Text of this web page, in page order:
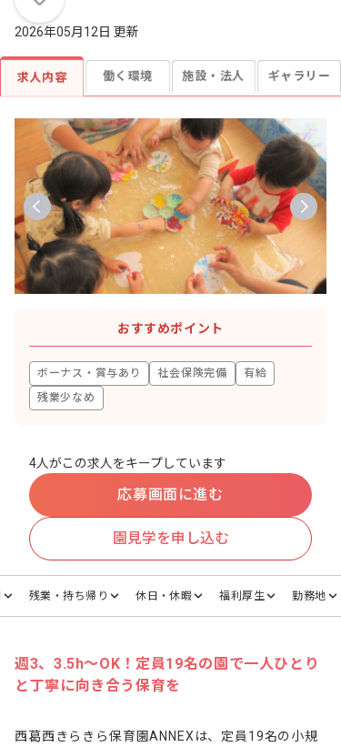
2026年05月12日 更新
求人内容 働く環境 施設・法人 ギャラリー
おすすめポイント
ボーナス・賞与あり 社会保険完備
有給
残業少なめ
4人がこの求人をキープしています
応募画面に進む
園見学を申し込む
残業・持ち帰り 休日・休暇 福利厚生 勤務地
週3、3.5h～OK！定員19名の園で一人ひとり
と丁寧に向き合う保育を
西葛西きらきら保育園ANNEXは、定員19名の小規